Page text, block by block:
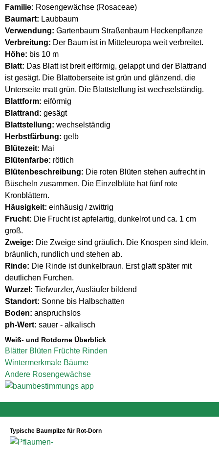
Familie: Rosengewächse (Rosaceae)
Baumart: Laubbaum
Verwendung: Gartenbaum Straßenbaum Heckenpflanze
Verbreitung: Der Baum ist in Mitteleuropa weit verbreitet.
Höhe: bis 10 m
Blatt: Das Blatt ist breit eiförmig, gelappt und der Blattrand
ist gesägt. Die Blattoberseite ist grün und glänzend, die
Unterseite matt grün. Die Blattstellung ist wechselständig.
Blattform: eiförmig
Blattrand: gesägt
Blattstellung: wechselständig
Herbstfärbung: gelb
Blütezeit: Mai
Blütenfarbe: rötlich
Blütenbeschreibung: Die roten Blüten stehen aufrecht in
Büscheln zusammen. Die Einzelblüte hat fünf rote
Kronblättern.
Häusigkeit: einhäusig / zwittrig
Frucht: Die Frucht ist apfelartig, dunkelrot und ca. 1 cm
groß.
Zweige: Die Zweige sind gräulich. Die Knospen sind klein,
bräunlich, rundlich und stehen ab.
Rinde: Die Rinde ist dunkelbraun. Erst glatt später mit
deutlichen Furchen.
Wurzel: Tiefwurzler, Ausläufer bildend
Standort: Sonne bis Halbschatten
Boden: anspruchslos
ph-Wert: sauer - alkalisch
Weiß- und Rotdorne Überblick
Blätter Blüten Früchte Rinden
Wintermerkmale Bäume
Andere Rosengewächse
Typische Baumpilze für Rot-Dorn